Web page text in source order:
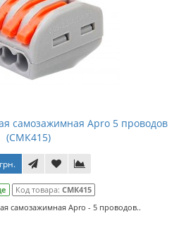
самозажимная Apro 5 проводов
(СМК415)
Код товара: СМК415
самозажимная Apro - 5 проводов..